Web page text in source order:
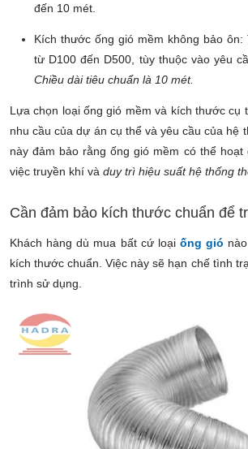
đến 10 mét.
Kích thước ống gió mềm không bảo ôn:
từ D100 đến D500, tùy thuộc vào yêu
Chiều dài tiêu chuẩn là 10 mét.
Lựa chọn loại ống gió mềm và kích thước cụ
nhu cầu của dự án cụ thể và yêu cầu của hệ
này đảm bảo rằng ống gió mềm có thể hoạt
việc truyền khí và duy trì hiệu suất hệ thống
Cần đảm bảo kích thước chuẩn để
Khách hàng dù mua bất cứ loạiống gió
kích thước chuẩn. Việc này sẽ hạn chế tình
trình sử dụng.